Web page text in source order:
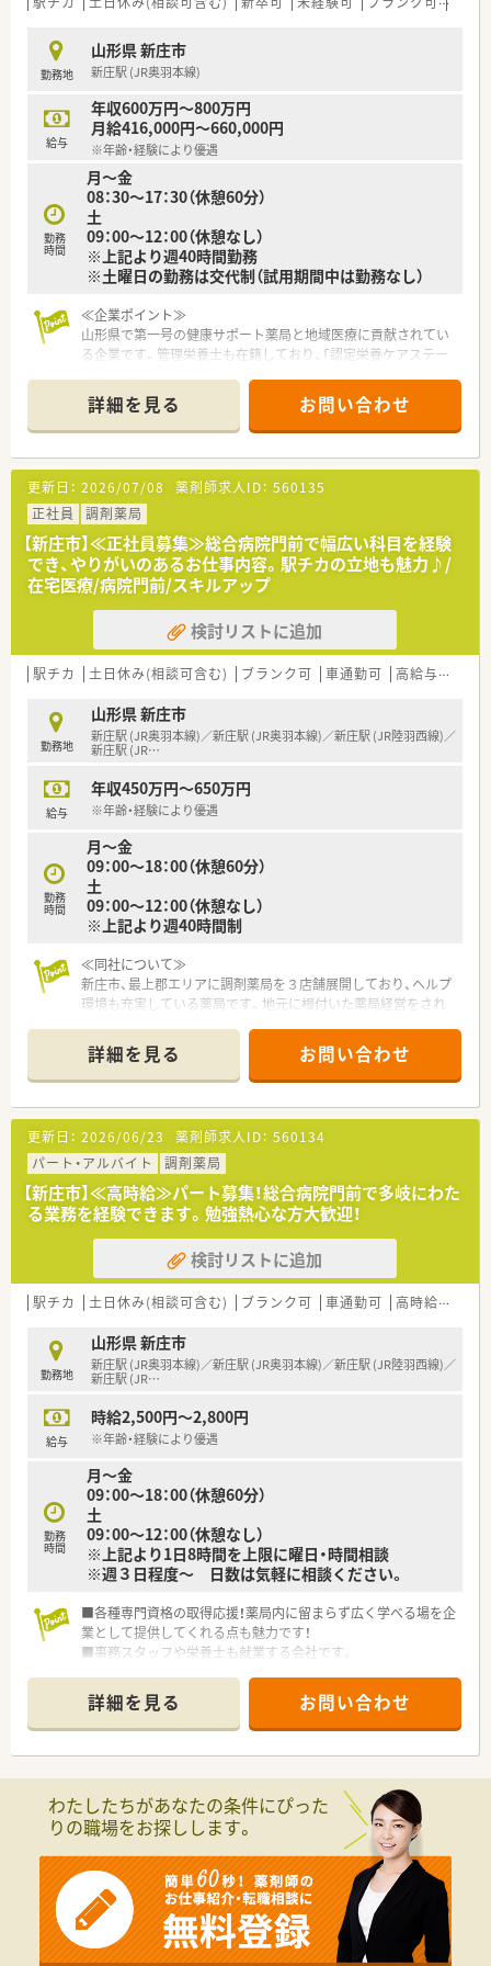
勤務地
山形県 新庄市
新庄駅 (JR奥羽本線)
給与
年収600万円～800万円
月給416,000円～660,000円
※年齢・経験により優遇
勤務
時間
月～金
08：30～17：30（休憩60分）
土
09：00～12：00（休憩なし）
※上記より週40時間勤務
※土曜日の勤務は交代制（試用期間中は勤務なし）
≪企業ポイント≫
山形県で第一号の健康サポート薬局と地域医療に貢献されてい
る企業です。管理栄養士も在籍しており、「認定栄養ケアステー
に取り揃えています。介護に関する相談などもでき、理想とする
地域医療を目指して経営されている企業です。また、居宅支援事
業所を併設し、介護保険業務にも積極的に取り組み、在宅療養も
行っております。
≪こんな方におススメ≫
地域医療をいかに支えていくのか、を考えている企業です。これ
までのご経歴で、もっとこうしたら患者様の声にこたえられるの
に、などもどかしさを感じていた方にお勧めしたい職場です。社
員の声を大事にしている社風で、改善案や意見をしやすい環境づ
くりを心掛けていらっしゃいます。無理な店舗展開はせず、地元
密着で経営されていますので、IターンやUターンで地元に戻られ
た方、腰を据えて働ける環境ですのでお勧めです。
詳細を見る お問い合わせ
更新日： 2026/07/08 薬剤師求人ID： 560135
正社員
調剤薬局
【新庄市】≪正社員募集≫総合病院門前で幅広い科目を経験
でき、やりがいのあるお仕事内容。駅チカの立地も魅力♪/
在宅医療/病院門前/スキルアップ
検討リストに追加
駅チカ 土日休み(相談可含む) ブランク可 車通勤可 高給与(600万円以上)
勤務地
山形県 新庄市
新庄駅 (JR奥羽本線)／新庄駅 (JR奥羽本線)／新庄駅 (JR陸羽西線)／
新庄駅 (JR…
給与
年収450万円～650万円
※年齢・経験により優遇
勤務
時間
月～金
09：00～18：00（休憩60分）
土
09：00～12：00（休憩なし）
※上記より週40時間制
≪同社について≫
新庄市、最上郡エリアに調剤薬局を３店舗展開しており、ヘルプ
環境も充実している薬局です。地元に根付いた薬局経営をされ
重視している社風です。そのために薬剤師だけでなく、現場の医
療事務のスキルも高め、社員全員が成長できる職場環境を整えて
います。
≪長く安心して働きたい方はぜひ！≫
社員の年齢層は幅広く、ベテラン薬剤師も在籍しているため、薬
剤師同士で情報交換も活発な環境です。やりがいのある環境の
ため、業務にマンネリすることが少なく、定着率の良さにも繋が
っています。腰を据えて働きたい方におススメの企業です。
≪薬局について≫
近隣エリアにも数店舗で展開しており、在宅にも積極的に取り組
んでいる薬局です。
最寄の新庄駅には新幹線も停車しますのでお出かけや帰省にも
生活に合わせて必要であればお薬のお届けも実施しています。
医療機関との連携もしっかりしており、トレーシングレポートの
実施なども経験できる環境です。
≪こんな方におススメ≫
★若手でスキルに不安があり、しっかり教えてくれる会社で働き
たい方
★地元に根付いた医療提供をしていきたい方
詳細を見る お問い合わせ
更新日： 2026/06/23 薬剤師求人ID： 560134
パート・アルバイト
調剤薬局
【新庄市】≪高時給≫パート募集！総合病院門前で多岐にわた
る業務を経験できます。勉強熱心な方大歓迎！
検討リストに追加
駅チカ 土日休み(相談可含む) ブランク可 車通勤可 高時給(2,500円以上)
勤務地
山形県 新庄市
新庄駅 (JR奥羽本線)／新庄駅 (JR奥羽本線)／新庄駅 (JR陸羽西線)／
新庄駅 (JR…
給与
時給2,500円～2,800円
※年齢・経験により優遇
勤務
時間
月～金
09：00～18：00（休憩60分）
土
09：00～12：00（休憩なし）
※上記より1日8時間を上限に曜日・時間相談
※週３日程度～ 日数は気軽に相談ください。
■各種専門資格の取得応援！薬局内に留まらず広く学べる場を企
業として提供してくれる点も魅力です！
■事務スタッフや栄養士も就業する会社です。
■住環境や通勤等最大限考慮します。やる気のある方は積極的
にご相談ください。
詳細を見る お問い合わせ
わたしたちがあなたの条件にぴった
りの職場をお探しします。